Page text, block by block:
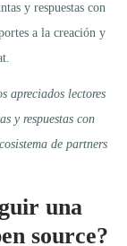
y respuestas con
a la creación y
apreciados lectores
y respuestas con
de partners
una
source?